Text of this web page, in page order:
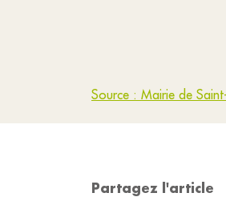
Source : Mairie de
Partagez l'article